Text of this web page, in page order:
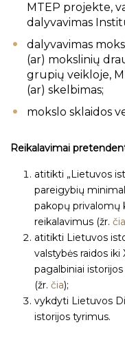
MTEP projekte,
dalyvavimas
dalyvavimas
(ar) mokslinių
grupių veikloje,
(ar) skelbimas;
mokslo sklaidos
Reikalavimai
atitikti „Lietuvos
pareigybių
pakopų privalomų
reikalavimus (žr. čia
atitikti Lietuvos
valstybės raidos iki
pagalbiniai
(žr. čia);
vykdyti Lietuvos
istorijos tyrimus.